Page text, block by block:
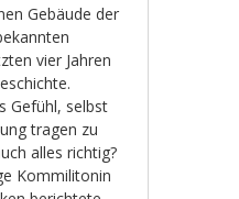
Gebäude der
vier Jahren
Gefühl, selbst
tragen zu
alles richtig?
Kommilitonin